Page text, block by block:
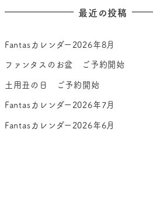
最近の投稿
Fantasカレンダー2026年8月
ファンタスのお盆 ご予約開始
土用丑の日 ご予約開始
Fantasカレンダー2026年7月
Fantasカレンダー2026年6月